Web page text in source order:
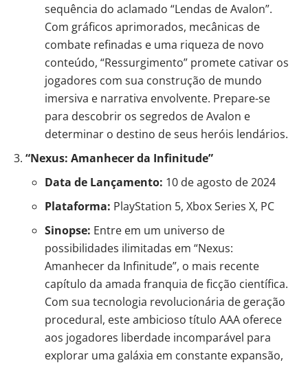
sequência do aclamado “Lendas de Avalon”.
Com gráficos aprimorados, mecânicas de
combate refinadas e uma riqueza de novo
conteúdo, “Ressurgimento” promete cativar os
jogadores com sua construção de mundo
imersiva e narrativa envolvente. Prepare-se
para descobrir os segredos de Avalon e
determinar o destino de seus heróis lendários.
“Nexus: Amanhecer da Infinitude”
Data de Lançamento: 10 de agosto de 2024
Plataforma: PlayStation 5, Xbox Series X, PC
Sinopse: Entre em um universo de
possibilidades ilimitadas em “Nexus:
Amanhecer da Infinitude”, o mais recente
capítulo da amada franquia de ficção científica.
Com sua tecnologia revolucionária de geração
procedural, este ambicioso título AAA oferece
aos jogadores liberdade incomparável para
explorar uma galáxia em constante expansão,